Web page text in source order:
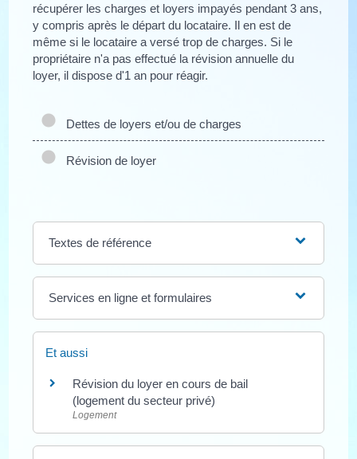
récupérer les charges et loyers impayés pendant 3 ans,
y compris après le départ du locataire. Il en est de
même si le locataire a versé trop de charges. Si le
propriétaire n'a pas effectué la révision annuelle du
loyer, il dispose d'1 an pour réagir.
Dettes de loyers et/ou de charges
Révision de loyer
Textes de référence
Services en ligne et formulaires
Et aussi
Révision du loyer en cours de bail
(logement du secteur privé)
Logement